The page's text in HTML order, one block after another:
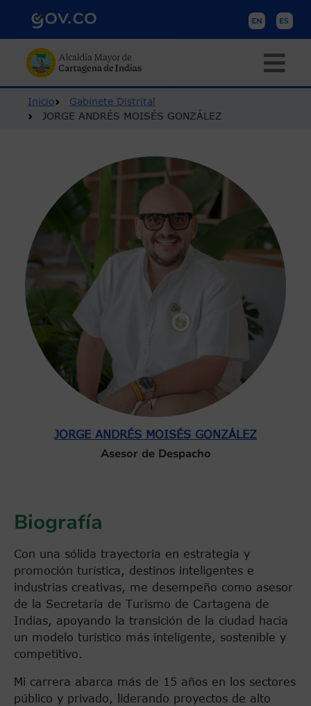
Ruta de navegación
Inicio
Gabinete Distrital
JORGE ANDRÉS MOISÉS GONZÁLEZ
JORGE ANDRÉS MOISÉS GONZÁLEZ
Asesor de Despacho
Biografía
Con una sólida trayectoria en estrategia y
promoción turística, destinos inteligentes e
industrias creativas, me desempeño como asesor
de la Secretaría de Turismo de Cartagena de
Indias, apoyando la transición de la ciudad hacia
un modelo turístico más inteligente, sostenible y
competitivo.
Mi carrera abarca más de 15 años en los sectores
público y privado, liderando proyectos de alto